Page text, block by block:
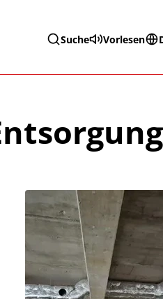
Suche Vorlesen